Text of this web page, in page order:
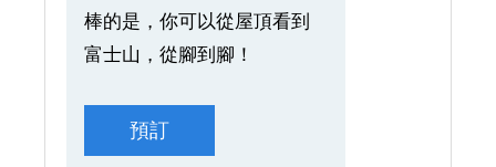
棒的是，你可以從屋頂看到
富士山，從腳到腳！
預訂